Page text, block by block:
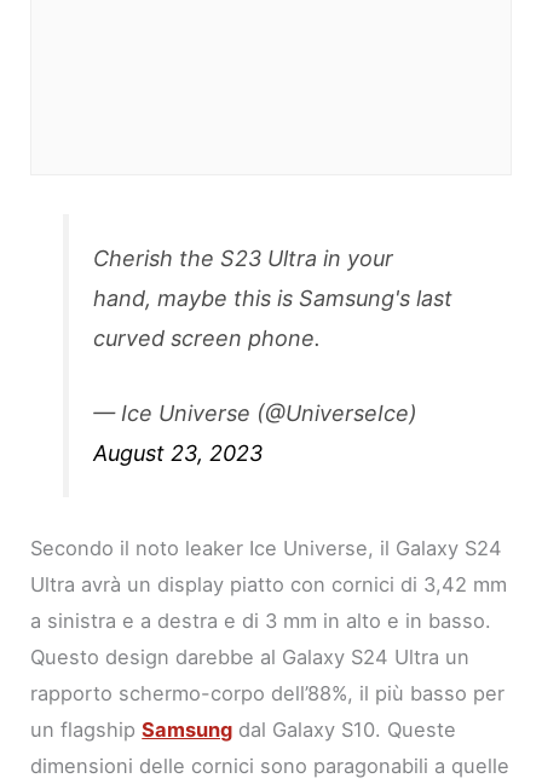
Cherish the S23 Ultra in your
hand, maybe this is Samsung's last
curved screen phone.
— Ice Universe (@UniverseIce)
August 23, 2023
Secondo il noto leaker Ice Universe, il Galaxy S24
Ultra avrà un display piatto con cornici di 3,42 mm
a sinistra e a destra e di 3 mm in alto e in basso.
Questo design darebbe al Galaxy S24 Ultra un
rapporto schermo-corpo dell’88%, il più basso per
un flagshipSamsung dal Galaxy S10. Queste
dimensioni delle cornici sono paragonabili a quelle